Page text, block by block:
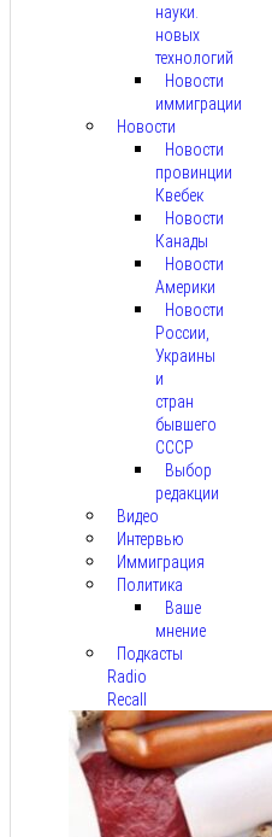
науки.
новых
технологий
Новости
иммиграции
Новости
Новости
провинции
Квебек
Новости
Канады
Новости
Америки
Новости
России,
Украины
и
стран
бывшего
СССР
Выбор
редакции
Видео
Интервью
Иммиграция
Политика
Ваше
мнение
Подкасты
Radio
Recall